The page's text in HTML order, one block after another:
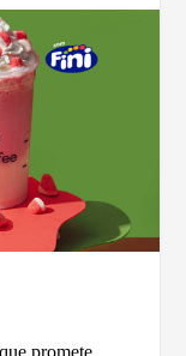
promete